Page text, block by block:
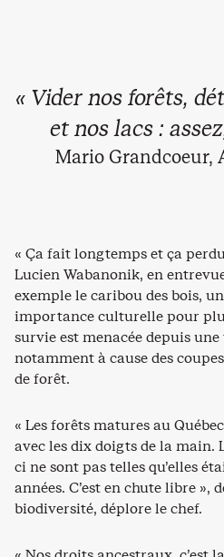
« Vider nos forêts,
et nos lacs :
Mario Grandcoeur,
« Ça fait longtemps et ça
Lucien Wabanonik, en
exemple le caribou des bois,
importance culturelle pour
survie est menacée depuis une
notamment à cause des
de forêt.
« Les forêts matures au
avec les dix doigts de la main.
ci ne sont pas telles qu’elles
années. C’est en chute libre »,
biodiversité, déplore le chef.